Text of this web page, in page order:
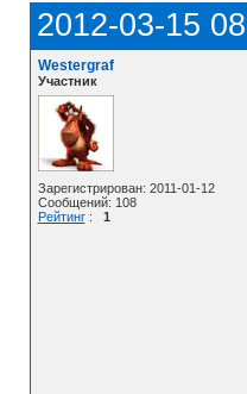
2012-03-15
Westergraf
Участник
Зарегистрирован: 2011-01-12
Сообщений: 108
Рейтинг: 1